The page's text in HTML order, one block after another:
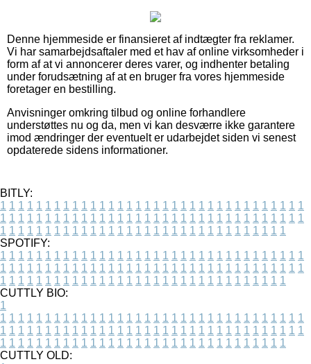
Denne hjemmeside er finansieret af indtægter fra reklamer.
Vi har samarbejdsaftaler med et hav af online virksomheder i
form af at vi annoncerer deres varer, og indhenter betaling
under forudsætning af at en bruger fra vores hjemmeside
foretager en bestilling.
Anvisninger omkring tilbud og online forhandlere
understøttes nu og da, men vi kan desværre ikke garantere
imod ændringer der eventuelt er udarbejdet siden vi senest
opdaterede sidens informationer.
BITLY:
1 1 1 1 1 1 1 1 1 1 1 1 1 1 1 1 1 1 1 1 1 1 1 1 1 1 1 1 1 1 1 1 1 1
1 1 1 1 1 1 1 1 1 1 1 1 1 1 1 1 1 1 1 1 1 1 1 1 1 1 1 1 1 1 1 1 1 1
1 1 1 1 1 1 1 1 1 1 1 1 1 1 1 1 1 1 1 1 1 1 1 1 1 1 1 1 1 1 1 1
SPOTIFY:
1 1 1 1 1 1 1 1 1 1 1 1 1 1 1 1 1 1 1 1 1 1 1 1 1 1 1 1 1 1 1 1 1 1
1 1 1 1 1 1 1 1 1 1 1 1 1 1 1 1 1 1 1 1 1 1 1 1 1 1 1 1 1 1 1 1 1 1
1 1 1 1 1 1 1 1 1 1 1 1 1 1 1 1 1 1 1 1 1 1 1 1 1 1 1 1 1 1 1 1
CUTTLY BIO:
1
1 1 1 1 1 1 1 1 1 1 1 1 1 1 1 1 1 1 1 1 1 1 1 1 1 1 1 1 1 1 1 1 1 1
1 1 1 1 1 1 1 1 1 1 1 1 1 1 1 1 1 1 1 1 1 1 1 1 1 1 1 1 1 1 1 1 1 1
1 1 1 1 1 1 1 1 1 1 1 1 1 1 1 1 1 1 1 1 1 1 1 1 1 1 1 1 1 1 1 1
CUTTLY OLD: